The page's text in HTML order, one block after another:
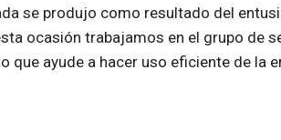
se produjo como resultado del
ocasión trabajamos en el grupo de
que ayude a hacer uso eficiente de la